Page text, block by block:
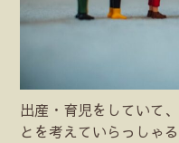
出産・育児をしていて
とを考えていらっしゃ